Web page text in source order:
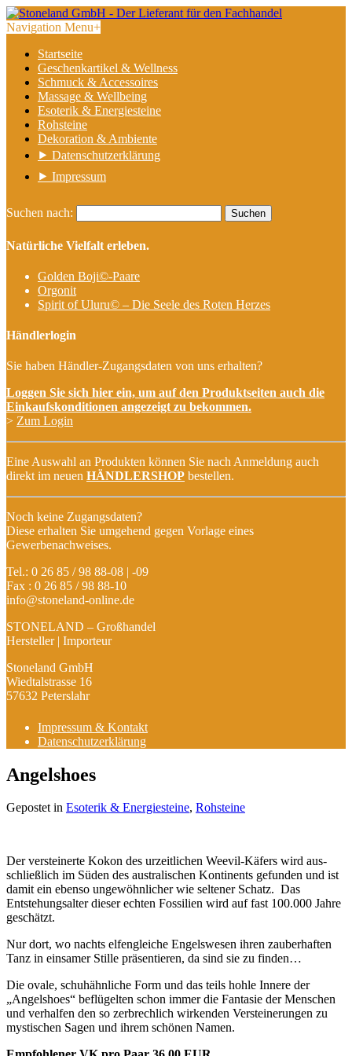
Navigation Menu+
Startseite
Geschenkartikel & Wellness
Schmuck & Accessoires
Massage & Wellbeing
Esoterik & Energiesteine
Rohsteine
Dekoration & Ambiente
⯈ Datenschutzerklärung
⯈ Impressum
Suchen nach:
Natürliche Vielfalt erleben.
Golden Boji©-Paare
Orgonit
Spirit of Uluru© – Die Seele des Roten Herzes
Händlerlogin
Sie haben Händler-Zugangsdaten von uns erhalten?
Loggen Sie sich hier ein, um auf den Produktseiten auch die
Einkaufskonditionen angezeigt zu bekommen.
> Zum Login
Eine Auswahl an Produkten können Sie nach Anmeldung auch
direkt im neuen HÄNDLERSHOP bestellen.
Noch keine Zugangsdaten?
Diese erhalten Sie umgehend gegen Vorlage eines
Gewerbenachweises.
Tel.: 0 26 85 / 98 88-08 | -09
Fax : 0 26 85 / 98 88-10
info@stoneland-online.de
STONELAND – Großhandel
Hersteller | Importeur
Stoneland GmbH
Wiedtalstrasse 16
57632 Peterslahr
Impressum & Kontakt
Datenschutzerklärung
Angelshoes
Gepostet in Esoterik & Energiesteine, Rohsteine
Der versteinerte Kokon des urzeitlichen Weevil-Käfers wird aus-
schließlich im Süden des australischen Kontinents gefunden und ist
damit ein ebenso ungewöhnlicher wie seltener Schatz. Das
Entstehungsalter dieser echten Fossilien wird auf fast 100.000 Jahre
geschätzt.
Nur dort, wo nachts elfengleiche Engelswesen ihren zauberhaften
Tanz in einsamer Stille präsentieren, da sind sie zu finden…
Die ovale, schuhähnliche Form und das teils hohle Innere der
„Angelshoes“ beflügelten schon immer die Fantasie der Menschen
und verhalfen den so zerbrechlich wirkenden Versteinerungen zu
mystischen Sagen und ihrem schönen Namen.